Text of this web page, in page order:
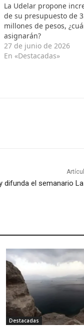
La Udelar propone
de su presupuesto de
millones de pesos,
asignarán?
27 de junio de 2026
En «Destacadas»
difunda el semanario
Destacadas